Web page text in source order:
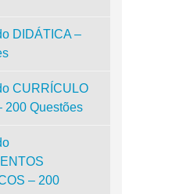
DIDÁTICA –
CURRÍCULO
200 Questões
– 200